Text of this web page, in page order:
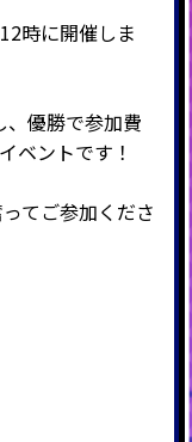
時に開催しま
優勝で参加費
ベントです！
てご参加くださ